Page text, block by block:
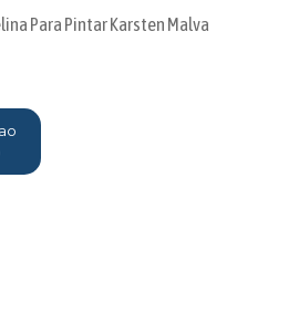
Para Pintar Karsten Malva